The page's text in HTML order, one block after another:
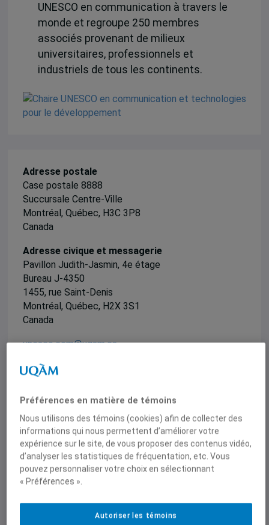
UNESCO en communication à travers le
monde et regroupe 250 membres
associés provenant de milieux
universitaires, professionnels et
industriels de tous les continents.
Adresse postale
Case postale 8888
Succursale Centre-Ville
Montréal, Québec, H3C 3P8
Canada
Adresse civique et messagerie
Pavillon Judith-Jasmin, 4e étage
Bureau J-4350
1455, rue Saint-Denis
Montréal, Québec, H2X 3S1
Canada
unesco.com@uqam.ca
Publications et activités
Entrevues dans les médias écrits
Face au « tsunami » de l’IA, le Québec
construit son garde-fou culturel
Préférences en matière de témoins
Nous utilisons des témoins (cookies) afin de collecter des
informations qui nous permettent d’améliorer votre
expérience sur le site, de vous proposer des contenus vidéo,
d’analyser les statistiques de fréquentation, etc. Vous
pouvez personnaliser votre choix en sélectionnant
« Préférences ».
Autoriser les témoins